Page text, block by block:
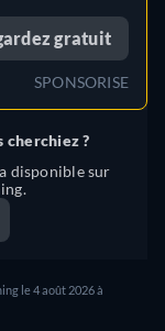
gratuit
SPONSORISE
cherchiez ?
disponible sur
le 4 août 2026 à